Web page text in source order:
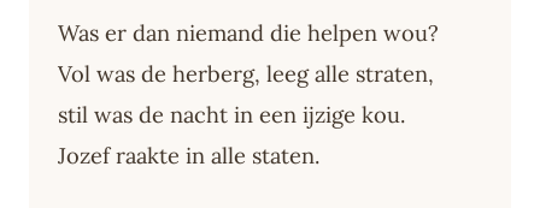
Was er dan niemand die helpen wou?
Vol was de herberg, leeg alle straten,
stil was de nacht in een ijzige kou.
Jozef raakte in alle staten.